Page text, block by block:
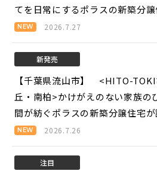
てを日常にするポラスの新築分
2026.7.27
新発売
【千葉県流山市】 <HITO-
丘・南柏>かけがえのない家族の
間が紡ぐポラスの新築分譲住宅
2026.7.26
注目